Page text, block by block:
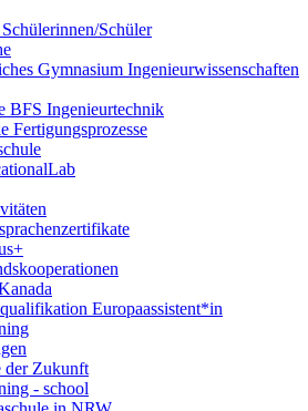
Schüler
Gymnasium Ingenieurwissenschaften
BFS Ingenieurtechnik
Fertigungsprozesse
Europaassistent*in
der Zukunft
- school